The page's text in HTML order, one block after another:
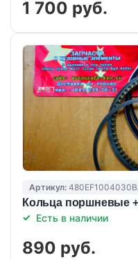
1 700 руб.
Артикул:
Кольца поршневые
Есть в наличии
890 руб.